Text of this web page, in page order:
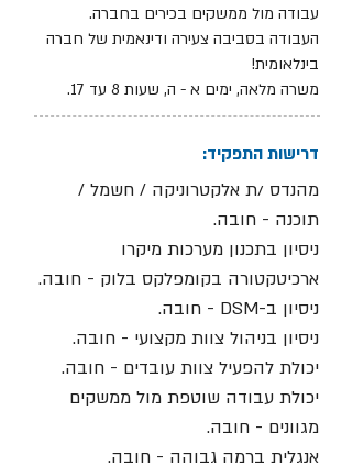
עבודה מול ממשקים בכירים בחברה.
העבודה בסביבה צעירה ודינאמית של חברה
בינלאומית!
משרה מלאה, ימים א - ה, שעות 8 עד 17.
דרישות התפקיד:
מהנדס /ת אלקטרוניקה / חשמל /
תוכנה - חובה.
ניסיון בתכנון מערכות מיקרו
ארכיטקטורה בקומפלקס בלוק - חובה.
ניסיון ב-DSM - חובה.
ניסיון בניהול צוות מקצועי - חובה.
יכולת להפעיל צוות עובדים - חובה.
יכולת עבודה שוטפת מול ממשקים
מגוונים - חובה.
אנגלית ברמה גבוהה - חובה.